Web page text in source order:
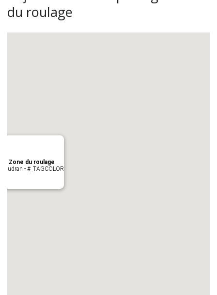
du roulage
Zone du roulage
- #_TAGCOLOR